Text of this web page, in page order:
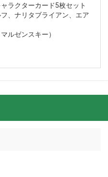
ラクターカード5枚セット
リタブライアン、エア
ンスキー）